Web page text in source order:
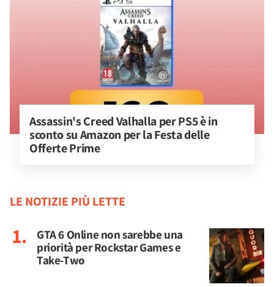
Assassin's Creed Valhalla per PS5 è in
sconto su Amazon per la Festa delle
Offerte Prime
LE NOTIZIE PIÙ LETTE
GTA 6 Online non sarebbe una
priorità per Rockstar Games e
Take-Two